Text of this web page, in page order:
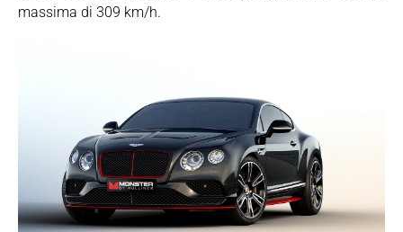
massima di 309 km/h.